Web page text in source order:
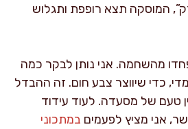
המוסקה תצא רופפת ותגלוש
מהשחמה. אני נותן לבקר כמה
כדי שיווצר צבע חום. זה ההבדל
טעם של מסעדה. לעוד עידוד
אני מציץ לפעמים במתכוני